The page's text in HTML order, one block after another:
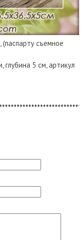
съемное
5 см, артикул